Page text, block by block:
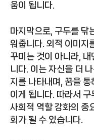
움이 됩니다.
마지막으로, 구두를 닦
워줍니다. 외적 이미지
꾸미는 것이 아니라,
니다. 이는 자신을 더
지를 나타내며, 꿈을
이게 됩니다. 따라서
사회적 역할 강화의 중
회가 될 수 있습니다.